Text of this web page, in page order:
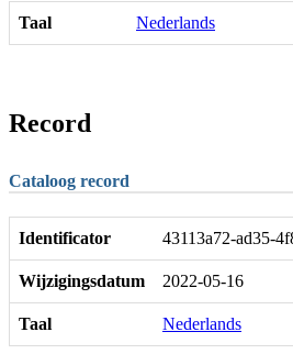
Taal Nederlands
Record
Cataloog record
Identificator 43113a72-ad35-
Wijzigingsdatum 2022-05-16
Taal Nederlands